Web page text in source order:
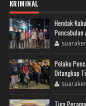
KRIMINAL
Hendak
Pencabulan
Pelaku
Ditangkap